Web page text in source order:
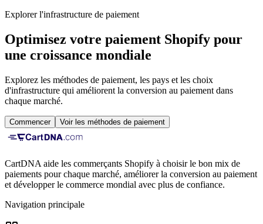
Explorer l'infrastructure de paiement
Optimisez votre paiement Shopify pour
une croissance mondiale
Explorez les méthodes de paiement, les pays et les choix
d'infrastructure qui améliorent la conversion au paiement dans
chaque marché.
Commencer Voir les méthodes de paiement
CartDNA aide les commerçants Shopify à choisir le bon mix de
paiements pour chaque marché, améliorer la conversion au paiement
et développer le commerce mondial avec plus de confiance.
Navigation principale